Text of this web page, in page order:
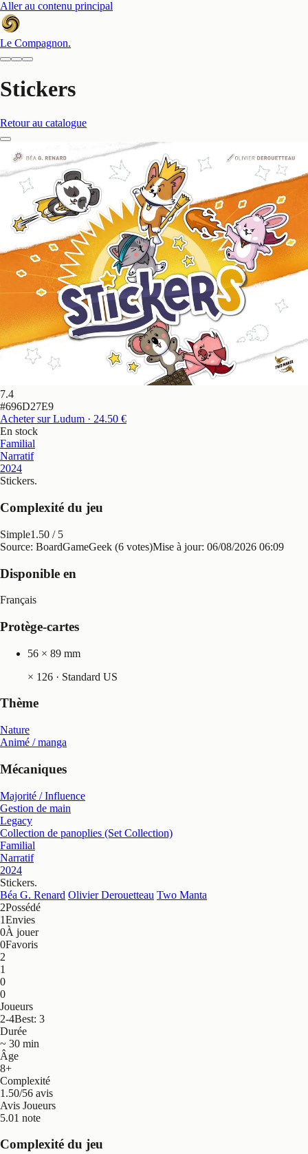
Aller au contenu principal
Le Compagnon.
Stickers
Retour au catalogue
7.4
#696D27E9
Acheter sur Ludum · 24.50 €
En stock
Familial
Narratif
2024
Stickers.
Complexité du jeu
Simple1.50 / 5
Source: BoardGameGeek (6 votes)Mise à jour: 06/08/2026 06:09
Disponible en
Français
Protège-cartes
56 × 89 mm
× 126 · Standard US
Thème
Nature
Animé / manga
Mécaniques
Majorité / Influence
Gestion de main
Legacy
Collection de panoplies (Set Collection)
Familial
Narratif
2024
Stickers.
Béa G. Renard Olivier Derouetteau Two Manta
2Possédé
1Envies
0À jouer
0Favoris
2
1
0
0
Joueurs
2-4Best: 3
Durée
~ 30 min
Âge
8+
Complexité
1.50/56 avis
Avis Joueurs
5.01 note
Complexité du jeu